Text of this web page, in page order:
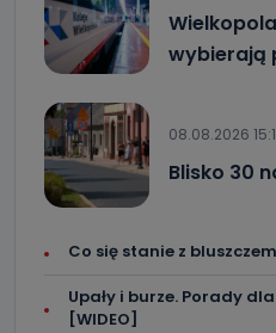
wybierają
08.08.2026
Blisko 30
Co się stanie z
Upały i burze. Porady
[WIDEO]